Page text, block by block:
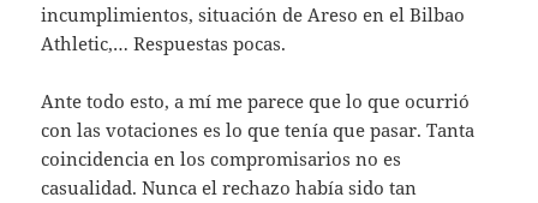
incumplimientos, situación de Areso en el Bilbao
Athletic,… Respuestas pocas.
Ante todo esto, a mí me parece que lo que ocurrió
con las votaciones es lo que tenía que pasar. Tanta
coincidencia en los compromisarios no es
casualidad. Nunca el rechazo había sido tan